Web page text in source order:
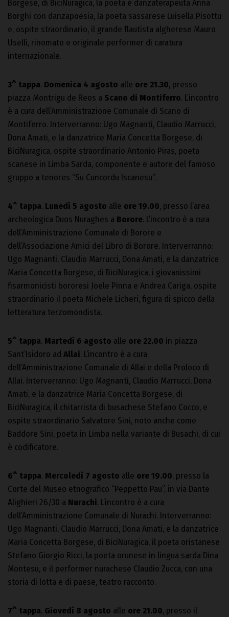
Borgese, di BiciNuragica, la poeta e danzaterapeuta Anna
Borghi con danzapoesia, la poeta sassarese Luisella Pisottu
e, ospite straordinario, il grande flautista algherese Mauro
Uselli, rinomato e originale performer di caratura
internazionale.
3^ tappa. Domenica 4 agosto alle ore 21.30, presso
piazza Montrigu de Reos a Scano di Montiferro. L’incontro
è a cura dell’Amministrazione Comunale di Scano di
Montiferro. Interverranno: Ugo Magnanti, Claudio Marrucci,
Dona Amati, e la danzatrice Maria Concetta Borgese, di
BiciNuragica, ospite straordinario Antonio Piras, poeta
scanese in Limba Sarda, componente e autore del famoso
gruppo a tenores “Su Cuncordu Iscanesu”.
4^ tappa. Lunedì 5 agosto alle ore 19.00, presso l’area
archeologica Duos Nuraghes a Borore. L’incontro è a cura
dell’Amministrazione Comunale di Borore e
dell’Associazione Amici del Libro di Borore. Interverranno:
Ugo Magnanti, Claudio Marrucci, Dona Amati, e la danzatrice
Maria Concetta Borgese, di BiciNuragica, i giovanissimi
fisarmonicisti bororesi Joele Pinna e Andrea Cariga, ospite
straordinario il poeta Michele Licheri, figura di spicco della
letteratura terzomondista.
5^ tappa. Martedì 6 agosto alle ore 22.00 in piazza
Sant’Isidoro ad Allai. L’incontro è a cura
dell’Amministrazione Comunale di Allai e della Proloco di
Allai. Interverranno: Ugo Magnanti, Claudio Marrucci, Dona
Amati, e la danzatrice Maria Concetta Borgese, di
BiciNuragica, il chitarrista di busachese Stefano Cocco, e
ospite straordinario Salvatore Sini, noto anche come
Baddore Sini, poeta in Limba nella variante di Busachi, di cui
è codificatore.
6^ tappa. Mercoledì 7 agosto alle ore 19.00, presso la
Corte del Museo etnografico “Peppetto Pau”, in via Dante
Alighieri 26/30 a Nurachi. L’incontro è a cura
dell’Amministrazione Comunale di Nurachi. Interverranno:
Ugo Magnanti, Claudio Marrucci, Dona Amati, e la danzatrice
Maria Concetta Borgese, di BiciNuragica, il poeta oristanese
Stefano Giorgio Ricci, la poeta orunese in lingua sarda Dina
Montesu, e il performer nurachese Claudio Zucca, con una
storia di lotta e di paese, teatro racconto.
7^ tappa. Giovedì 8 agosto alle ore 21.00, presso il